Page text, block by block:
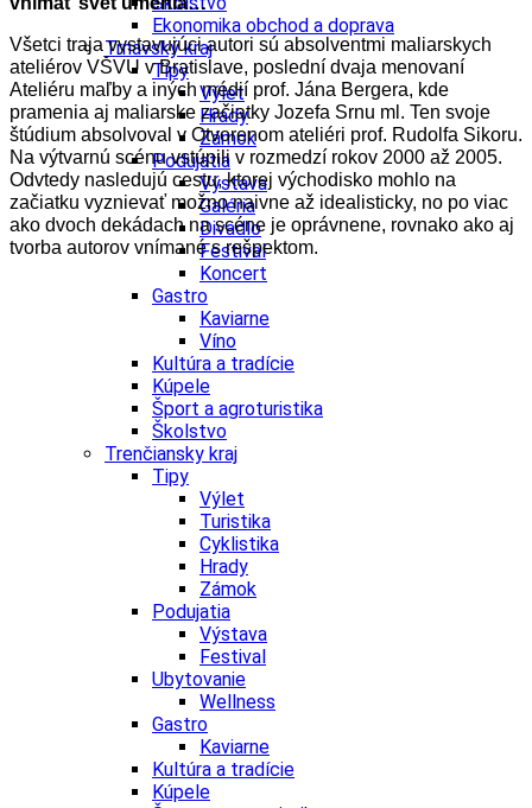
Ekonomika obchod a doprava
Trnavský kraj
Tipy
Výlet
Hrady
Zámok
Podujatia
Výstava
Galéria
Divadlo
Festival
Koncert
Gastro
Kaviarne
Víno
Kultúra a tradície
Kúpele
Šport a agroturistika
Školstvo
Trenčiansky kraj
Tipy
Výlet
Turistika
Cyklistika
Hrady
Zámok
Podujatia
Výstava
Festival
Ubytovanie
Wellness
Gastro
Kaviarne
Kultúra a tradície
Kúpele
Všetci traja vystavujúci autori sú absolventmi maliarskych
ateliérov VŠVU v Bratislave, poslední dvaja menovaní
Ateliéru maľby a iných médií prof. Jána Bergera, kde
pramenia aj maliarske začiatky Jozefa Srnu ml. Ten svoje
štúdium absolvoval v Otvorenom ateliéri prof. Rudolfa Sikoru.
Na výtvarnú scénu vstúpili v rozmedzí rokov 2000 až 2005.
Odvtedy nasledujú cestu, ktorej východisko mohlo na
začiatku vyznievať možno naivne až idealisticky, no po viac
ako dvoch dekádach na scéne je oprávnene, rovnako ako aj
tvorba autorov vnímané s rešpektom.